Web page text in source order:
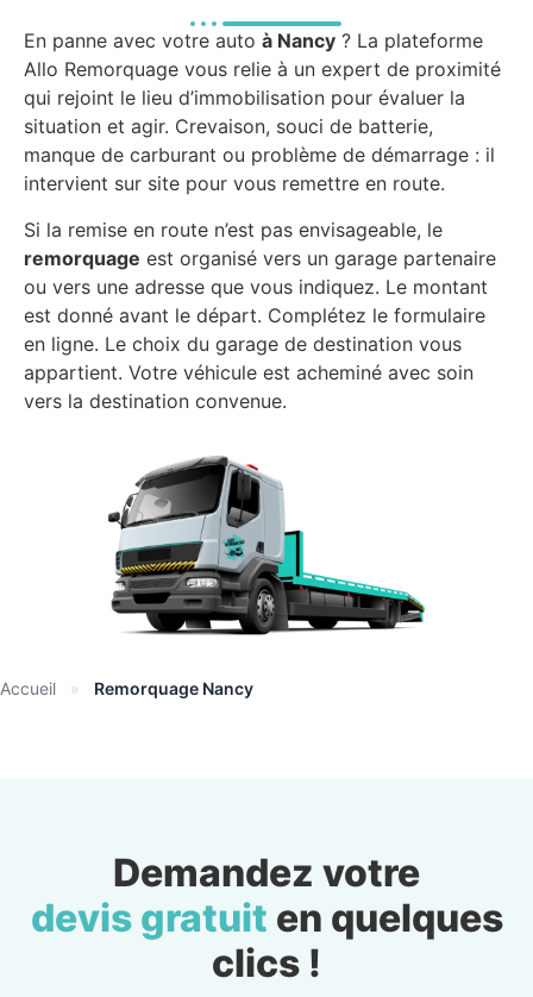
En panne avec votre auto à Nancy ? La plateforme
Allo Remorquage vous relie à un expert de proximité
qui rejoint le lieu d’immobilisation pour évaluer la
situation et agir. Crevaison, souci de batterie,
manque de carburant ou problème de démarrage : il
intervient sur site pour vous remettre en route.
Si la remise en route n’est pas envisageable, le
remorquage est organisé vers un garage partenaire
ou vers une adresse que vous indiquez. Le montant
est donné avant le départ. Complétez le formulaire
en ligne. Le choix du garage de destination vous
appartient. Votre véhicule est acheminé avec soin
vers la destination convenue.
Accueil » Remorquage Nancy
Demandez votre
devis gratuit en quelques
clics !